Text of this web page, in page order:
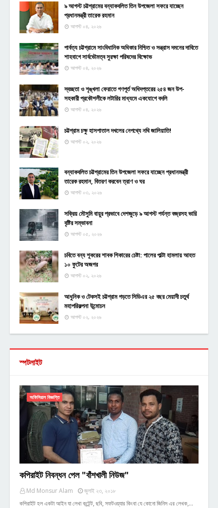
৯ আগস্ট চট্টগ্রামের বন্যাকবলিত তিন উপজেলা সফরে যাচ্ছেন
প্রধানমন্ত্রী তারেক রহমান
আগস্ট ০৪, ২০২৬
পার্বত্য চট্টগ্রামে সাংবিধানিক অধিকার নিশ্চিত ও সন্ত্রাস দমনের দাবিতে
শাহবাগে সার্বভৌমত্ব সুরক্ষা পরিষদের বিক্ষোভ
আগস্ট ০৪, ২০২৬
স্বচ্ছতা ও শৃঙ্খলা ফেরাতে গণপূর্ত অধিদপ্তরের ২৫৪ জন উপ-
সহকারী প্রকৌশলীকে লটারির মাধ্যমে একযোগে বদলি
আগস্ট ০৪, ২০২৬
চট্টগ্রাম চক্ষু হাসপাতাল দখলের নেপথ্যে নথি জালিয়াতি!
আগস্ট ০২, ২০২৬
বন্যাকবলিত চট্টগ্রামের তিন উপজেলা সফরে যাচ্ছেন প্রধানমন্ত্রী
তারেক রহমান, বিতরণ করবেন ত্রাণ ও ঘর
আগস্ট ০৩, ২০২৬
সক্রিয় মৌসুমি বায়ুর প্রভাবে দেশজুড়ে ৯ আগস্ট পর্যন্ত বজ্রসহ ভারি
বৃষ্টির সম্ভাবনা
আগস্ট ০৫, ২০২৬
চবিতে বন্য শূকরের শাবক শিকারের চেষ্টা: পালের পাল্টা হামলায় আহত
১০ ফুটের অজগর
আগস্ট ০২, ২০২৬
আধুনিক ও টেকসই চট্টগ্রাম গড়তে সিডিএর ২৫ বছর মেয়াদী চতুর্থ
মহাপরিকল্পনা উন্মোচন
আগস্ট ০২, ২০২৬
স্পটলাইট
অফিসিয়াল বিজ্ঞপ্তি
কপিরাইট নিবন্ধন পেল "বাঁশখালী নিউজ"
Md Monsur Alam
জুলাই ২৩, ২০১৮
কপিরাইট হল একটা আইন যা লেখা কন্টেন্ট, ছবি, সফটওয়্যার কিংবা যে কোনো জিনিস এর লেখক,…